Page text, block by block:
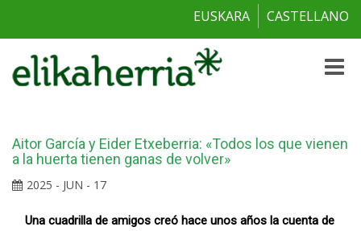
EUSKARA CASTELLANO
Toggle
Aitor García y Eider Etxeberria: «Todos los que vienen
a la huerta tienen ganas de volver»
2025 - JUN - 17
Una cuadrilla de amigos creó hace unos años la cuenta de